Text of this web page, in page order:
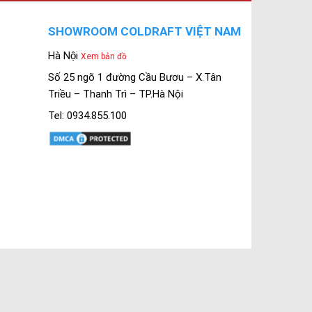
SHOWROOM COLDRAFT VIỆT NAM
Hà Nội Xem bản đồ
Số 25 ngõ 1 đường Cầu Bươu – X.Tân
Triều – Thanh Trì – TP.Hà Nội
Tel: 0934.855.100